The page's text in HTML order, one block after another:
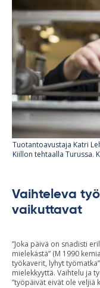
Tuotantoavustaja Katri
Kiillon tehtaalla Turussa.
Vaihteleva
vaikuttavat
”Joka päivä on snadisti
mielekästä” (M 1990
työkaverit, lyhyt
mielekkyyttä. Vaihtelu ja
”työpäivät eivät ole veljiä